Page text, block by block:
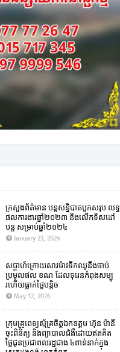
ក្រសួងព័ត៌មាន បន្តសន្និបាតបូកសរុប លទ្ធ
ផលការងារឆ្នាំ២០២៣ និងលើកទិសដៅ
បន្ត សម្រាប់ឆ្នាំ២០២៤
January 23, 2024
សប្តាហ៍ក្រោយសាវម៉ាវទឹកឈូនឹងចាប់
ប្រមូលផល ខណៈដែលទុរេនកំពុងសម្បូ
រហើយធ្លាក់ថ្លៃបន្តិច
May 12, 2026
ក្រុមគ្រូពេទ្យស្ម័គ្រចិត្តឯកឧត្តម ហ៊ុន ម៉ានី
ចុះពិនិត្យ និងព្យាបាលជំងឺដោយឥតគិត
ថ្លៃជូនប្រជាពលរដ្ឋជាង ៤ពាន់នាក់ក្នុង